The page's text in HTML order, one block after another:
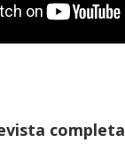
completa